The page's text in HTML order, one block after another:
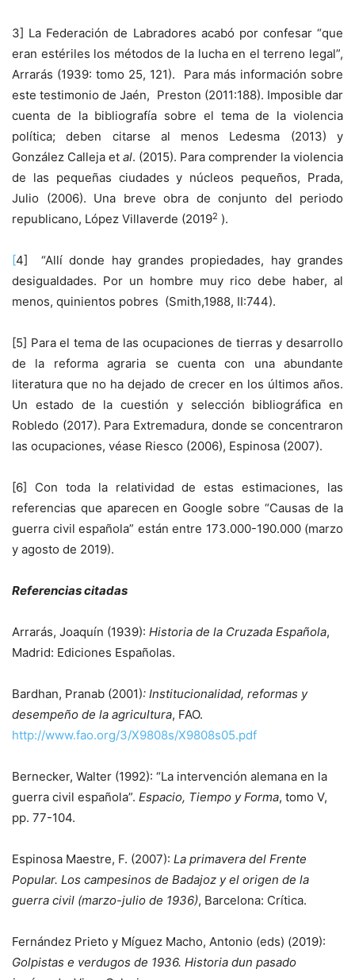
3] La Federación de Labradores acabó por confesar “que
eran estériles los métodos de la lucha en el terreno legal”,
Arrarás (1939: tomo 25, 121). Para más información sobre
este testimonio de Jaén, Preston (2011:188). Imposible dar
cuenta de la bibliografía sobre el tema de la violencia
política; deben citarse al menos Ledesma (2013) y
González Calleja et al. (2015). Para comprender la violencia
de las pequeñas ciudades y núcleos pequeños, Prada,
Julio (2006). Una breve obra de conjunto del periodo
republicano, López Villaverde (20192 ).
[4] “Allí donde hay grandes propiedades, hay grandes
desigualdades. Por un hombre muy rico debe haber, al
menos, quinientos pobres (Smith,1988, II:744).
[5] Para el tema de las ocupaciones de tierras y desarrollo
de la reforma agraria se cuenta con una abundante
literatura que no ha dejado de crecer en los últimos años.
Un estado de la cuestión y selección bibliográfica en
Robledo (2017). Para Extremadura, donde se concentraron
las ocupaciones, véase Riesco (2006), Espinosa (2007).
[6] Con toda la relatividad de estas estimaciones, las
referencias que aparecen en Google sobre “Causas de la
guerra civil española” están entre 173.000-190.000 (marzo
y agosto de 2019).
Referencias citadas
Arrarás, Joaquín (1939): Historia de la Cruzada Española,
Madrid: Ediciones Españolas.
Bardhan, Pranab (2001): Institucionalidad, reformas y
desempeño de la agricultura, FAO.
http://www.fao.org/3/X9808s/X9808s05.pdf
Bernecker, Walter (1992): “La intervención alemana en la
guerra civil española”. Espacio, Tiempo y Forma, tomo V,
pp. 77-104.
Espinosa Maestre, F. (2007): La primavera del Frente
Popular. Los campesinos de Badajoz y el origen de la
guerra civil (marzo-julio de 1936), Barcelona: Crítica.
Fernández Prieto y Míguez Macho, Antonio (eds) (2019):
Golpistas e verdugos de 1936. Historia dun pasado